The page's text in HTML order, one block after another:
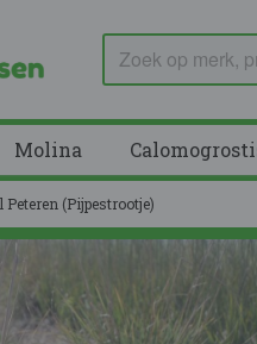
Molina
(Pijpestrootje)